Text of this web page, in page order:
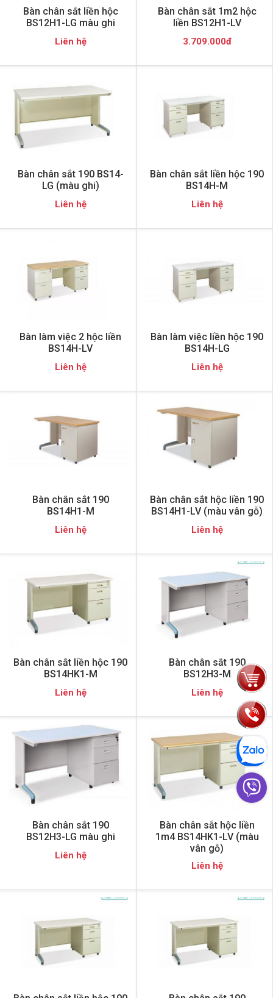
Bàn chân sắt liền hộc
BS12H1-LG màu ghi
Liên hệ
Bàn chân sắt 1m2 hộc
liền BS12H1-LV
3.709.000đ
Bàn chân sắt 190 BS14-
LG (màu ghi)
Liên hệ
Bàn chân sắt liền hộc 190
BS14H-M
Liên hệ
Bàn làm việc 2 hộc liền
BS14H-LV
Liên hệ
Bàn làm việc liền hộc 190
BS14H-LG
Liên hệ
Bàn chân sắt 190
BS14H1-M
Liên hệ
Bàn chân sắt hộc liền 190
BS14H1-LV (màu vân gỗ)
Liên hệ
Bàn chân sắt liền hộc 190
BS14HK1-M
Liên hệ
Bàn chân sắt 190
BS12H3-M
Liên hệ
Bàn chân sắt 190
BS12H3-LG màu ghi
Liên hệ
Bàn chân sắt hộc liền
1m4 BS14HK1-LV (màu
vân gỗ)
Liên hệ